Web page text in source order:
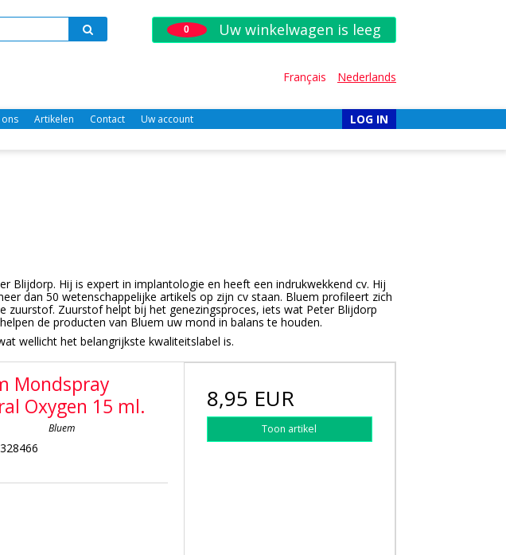
0 Uw winkelwagen is leeg
Français Nederlands
Artikelen Contact Uw account LOG IN
Blijdorp. Hij is expert in implantologie en heeft een indrukwekkend cv. Hij
dan 50 wetenschappelijke artikels op zijn cv staan. Bluem profileert zich
zuurstof. Zuurstof helpt bij het genezingsproces, iets wat Peter Blijdorp
de producten van Bluem uw mond in balans te houden.
wellicht het belangrijkste kwaliteitslabel is.
Mondspray
Oxygen 15 ml.
Bluem
8,95 EUR
Toon artikel